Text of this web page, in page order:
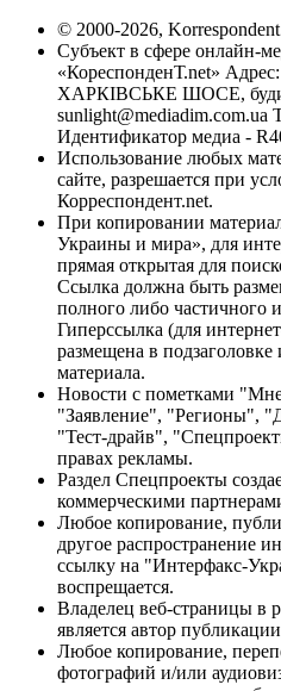
© 2000-2026,
Субъект в сфере онлайн-
«КореспонденТ.net»
ХАРКІВСЬКЕ ШОСЕ,
sunlight@mediadim.com.ua
Идентификатор медиа -
Использование любых
сайте, разрешается при
Корреспондент.net.
При копировании
Украины и мира», для
прямая открытая для
Ссылка должна быть
полного либо частичного
Гиперссылка (для
размещена в
материала.
Новости с пометками
"Заявление", "Регионы",
"Тест-драйв",
правах рекламы.
Раздел Спецпроекты
коммерческими
Любое копирование,
другое распространение
ссылку на "Интерфакс-
воспрещается.
Владелец веб-страницы в
является автор
Любое копирование,
фотографий и/или